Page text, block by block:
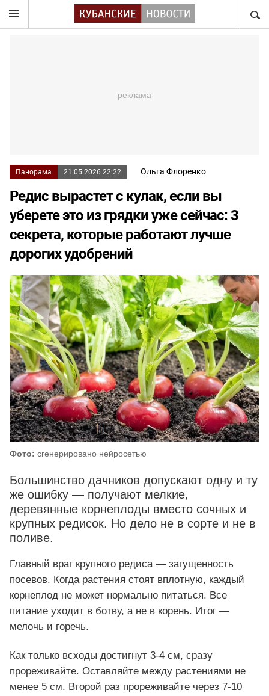
Панорама 21.05.2026 22:22 Ольга Флоренко
Редис вырастет с кулак, если вы
уберете это из грядки уже сейчас: 3
секрета, которые работают лучше
дорогих удобрений
Фото: сгенерировано нейросетью
Большинство дачников допускают одну и ту
же ошибку — получают мелкие,
деревянные корнеплоды вместо сочных и
крупных редисок. Но дело не в сорте и не в
поливе.
Главный враг крупного редиса — загущенность
посевов. Когда растения стоят вплотную, каждый
корнеплод не может нормально питаться. Все
питание уходит в ботву, а не в корень. Итог —
мелочь и горечь.
Как только всходы достигнут 3-4 см, сразу
прореживайте. Оставляйте между растениями не
менее 5 см. Второй раз прореживайте через 7-10